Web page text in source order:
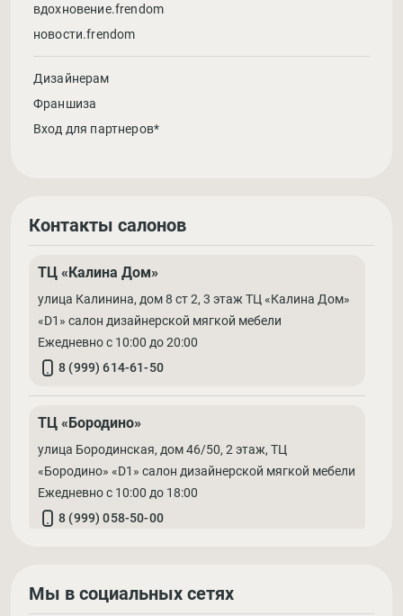
вдохновение.frendom
новости.frendom
Дизайнерам
Франшиза
Вход для партнеров*
Контакты салонов
ТЦ «Калина Дом»
улица Калинина, дом 8 ст 2, 3 этаж ТЦ «Калина Дом»
«D1» салон дизайнерской мягкой мебели
Ежедневно с 10:00 до 20:00
8 (999) 614-61-50
ТЦ «Бородино»
улица Бородинская, дом 46/50, 2 этаж, ТЦ
«Бородино» «D1» салон дизайнерской мягкой мебели
Ежедневно с 10:00 до 18:00
8 (999) 058-50-00
Мы в социальных сетях